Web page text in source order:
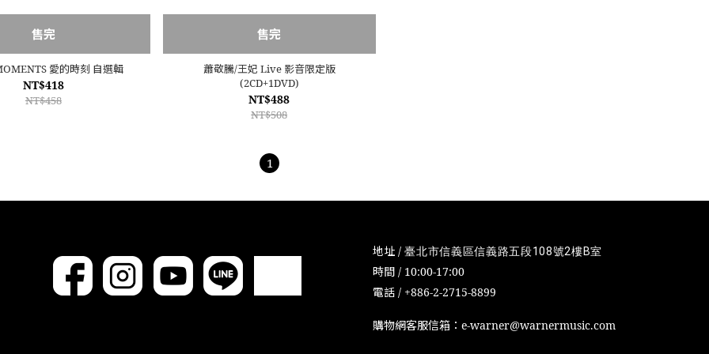
售完
愛的時刻 自選輯
NT$418
NT$458
售完
蕭敬騰/王妃 Live 影音限定版
(2CD+1DVD)
NT$488
NT$508
1
地址 /臺北市信義區信義路五段108號2樓B室
時間 / 10:00-17:00
電話 / +886-2-2715-8899
購物網客服信箱：e-warner@warnermusic.com